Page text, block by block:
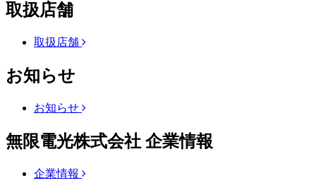
取扱店舗
取扱店舗
お知らせ
お知らせ
無限電光株式会社 企業情報
企業情報